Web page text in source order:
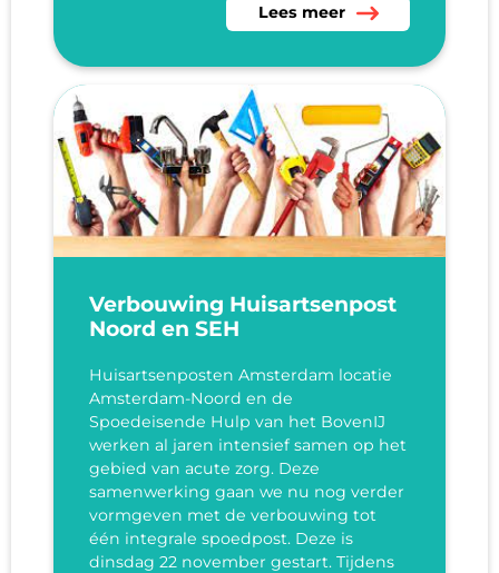
Lees meer over Zet je in
Lees meer
Verbouwing Huisartsenpost
Noord en SEH
Huisartsenposten Amsterdam locatie
Amsterdam-Noord en de
Spoedeisende Hulp van het BovenIJ
werken al jaren intensief samen op het
gebied van acute zorg. Deze
samenwerking gaan we nu nog verder
vormgeven met de verbouwing tot
één integrale spoedpost. Deze is
dinsdag 22 november gestart. Tijdens